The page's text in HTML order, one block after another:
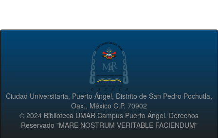
Ciudad Universitaria, Puerto Ángel, Distrito de San Pedro Pochutla,
Oax., México C.P. 70902
© 2024 Biblioteca UMAR Campus Puerto Ángel. Derechos
Reservado "MARE NOSTRUM VERITABLE FACIENDUM"